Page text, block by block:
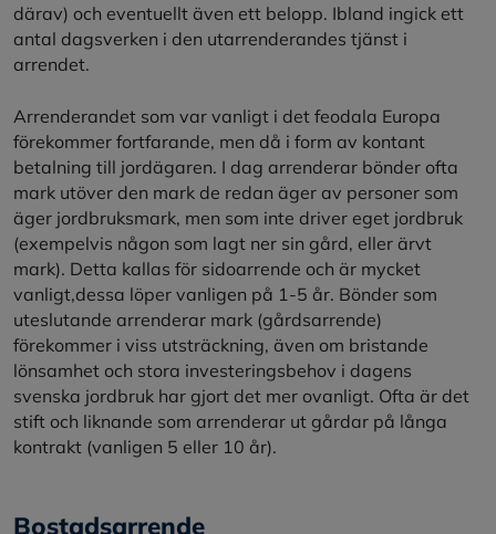
därav) och eventuellt även ett belopp. Ibland ingick ett
antal dagsverken i den utarrenderandes tjänst i
arrendet.
Arrenderandet som var vanligt i det feodala Europa
förekommer fortfarande, men då i form av kontant
betalning till jordägaren. I dag arrenderar bönder ofta
mark utöver den mark de redan äger av personer som
äger jordbruksmark, men som inte driver eget jordbruk
(exempelvis någon som lagt ner sin gård, eller ärvt
mark). Detta kallas för sidoarrende och är mycket
vanligt,dessa löper vanligen på 1-5 år. Bönder som
uteslutande arrenderar mark (gårdsarrende)
förekommer i viss utsträckning, även om bristande
lönsamhet och stora investeringsbehov i dagens
svenska jordbruk har gjort det mer ovanligt. Ofta är det
stift och liknande som arrenderar ut gårdar på långa
kontrakt (vanligen 5 eller 10 år).
Bostadsarrende